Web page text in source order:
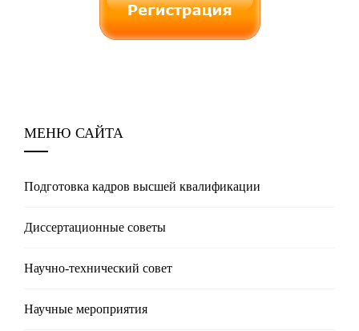
МЕНЮ САЙТА
Подготовка кадров высшей квалификации
Диссертационные советы
Научно-технический совет
Научные мероприятия